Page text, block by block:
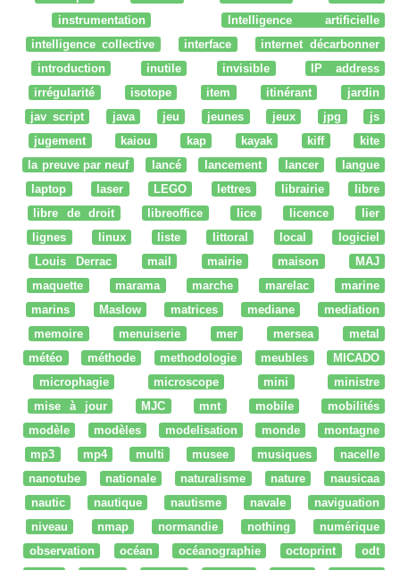
instrumentation
Intelligence artificielle
intelligence collective
interface
internet décarbonner
introduction
inutile invisible
IP address
irrégularité
isotope item itinérant
jardin
jav script
java jeu jeunes jeux jpg
js
jugement
kaiou kap kayak kiff
kite
la preuve par neuf
lancé lancement lancer
langue
laptop
laser LEGO lettres librairie
libre
libre de droit
libreoffice lice licence
lier
lignes
linux liste littoral local
logiciel
Louis Derrac
mail mairie maison
MAJ
maquette
marama marche marelac
marine
marins
Maslow matrices mediane
mediation
memoire
menuiserie mer mersea
metal
météo
méthode methodologie meubles
MICADO
microphagie
microscope mini
ministre
mise à jour
MJC mnt mobile
mobilités
modèle
modèles modelisation monde
montagne
mp3
mp4 multi musee musiques
nacelle
nanotube
nationale naturalisme nature
nausicaa
nautic
nautique nautisme navale
naviguation
niveau
nmap normandie nothing
numérique
observation
océan océanographie octoprint
odt